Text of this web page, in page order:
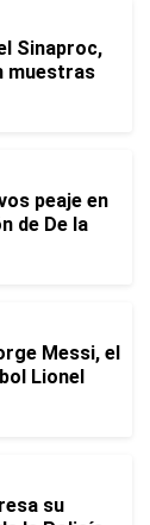
Sinaproc,
muestras
peaje en
de De la
Messi, el
Lionel
su